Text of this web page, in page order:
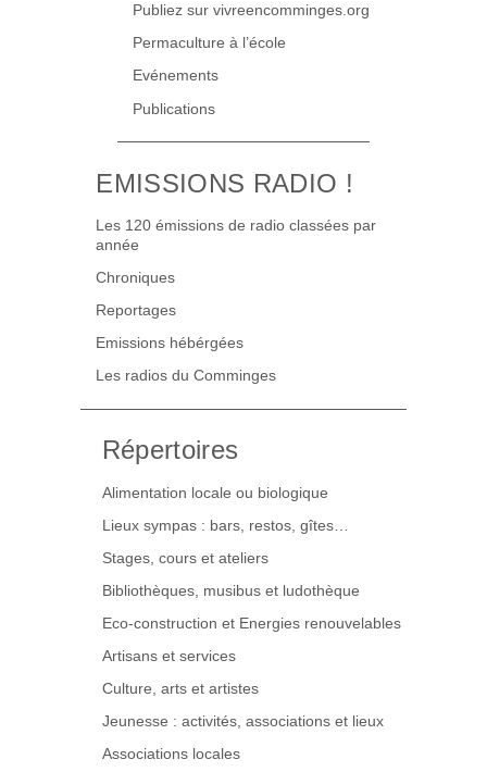
Publiez sur vivreencomminges.org
Permaculture à l’école
Evénements
Publications
EMISSIONS RADIO !
Les 120 émissions de radio classées par
année
Chroniques
Reportages
Emissions hébérgées
Les radios du Comminges
Répertoires
Alimentation locale ou biologique
Lieux sympas : bars, restos, gîtes…
Stages, cours et ateliers
Bibliothèques, musibus et ludothèque
Eco-construction et Energies renouvelables
Artisans et services
Culture, arts et artistes
Jeunesse : activités, associations et lieux
Associations locales